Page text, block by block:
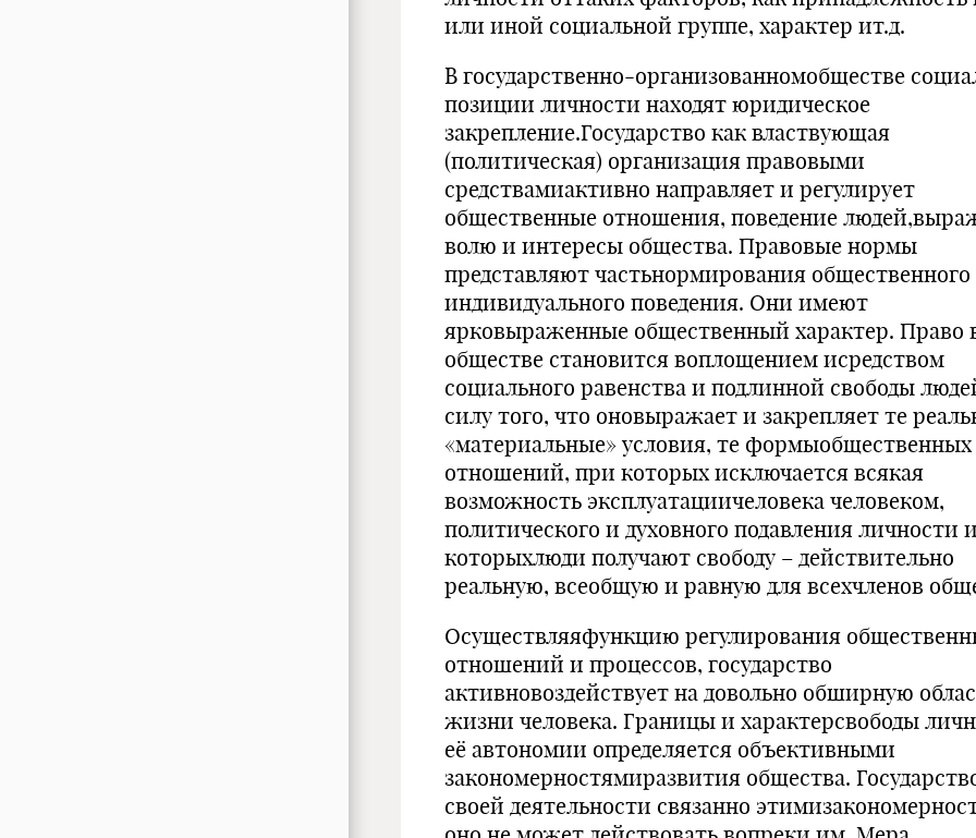
или иной социальной группе, характер ит.д.
В государственно-организованномобществе
позиции личности находят юридическое
закрепление.Государство как властвующая
(политическая) организация правовыми
средствамиактивно направляет и регулирует
общественные отношения, поведение
волю и интересы общества. Правовые нормы
представляют частьнормирования общественного
индивидуального поведения. Они имеют
ярковыраженные общественный характер. Право
обществе становится воплощением исредством
социального равенства и подлинной свободы
силу того, что оновыражает и закрепляет те
«материальные» условия, те формыобщественных
отношений, при которых исключается всякая
возможность эксплуатациичеловека человеком,
политического и духовного подавления личности
которыхлюди получают свободу – действительно
реальную, всеобщую и равную для всехчленов
Осуществляяфункцию регулирования
отношений и процессов, государство
активновоздействует на довольно обширную
жизни человека. Границы и характерсвободы
её автономии определяется объективными
закономерностямиразвития общества.
своей деятельности связанно